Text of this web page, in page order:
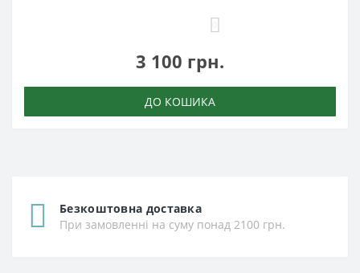
3 100 грн.
ДО КОШИКА
Безкоштовна доставка
При замовленні на суму понад 2100 грн.